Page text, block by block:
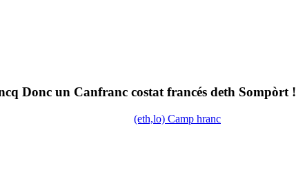
Donc un Canfranc costat francés deth Sompòrt !
(eth,lo) Camp hranc